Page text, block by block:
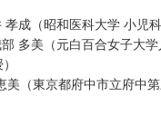
（昭和医科大学 小児科
多美（元白百合女子大
都府中市立府中第三